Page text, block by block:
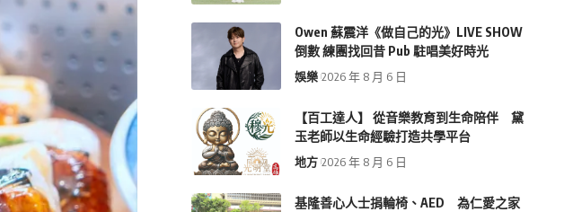
Owen 蘇震洋《做自己的光》LIVE SHOW
倒數 練團找回昔 Pub 駐唱美好時光
娛樂 2026 年 8 月 6 日
【百工達人】 從音樂教育到生命陪伴 黛
玉老師以生命經驗打造共學平台
地方 2026 年 8 月 6 日
基隆善心人士捐輪椅、AED 為仁愛之家